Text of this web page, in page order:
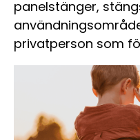
panelstänger,
privatperson som